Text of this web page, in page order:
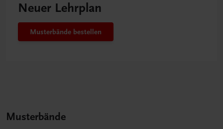
Neuer Lehrplan
Musterbände bestellen
Musterbände